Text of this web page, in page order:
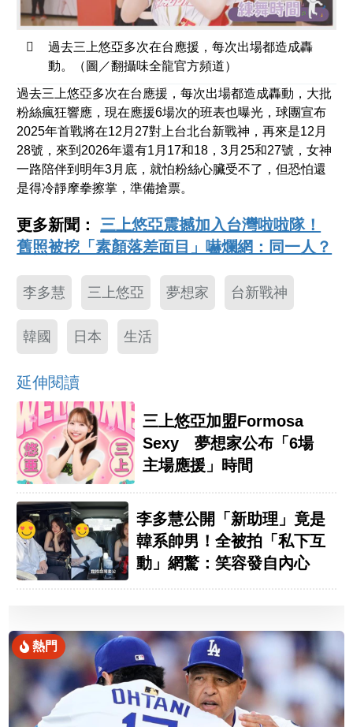
過去三上悠亞多次在台應援，每次出場都造成轟
動。（圖／翻攝味全龍官方頻道）
過去三上悠亞多次在台應援，每次出場都造成轟動，大批
粉絲瘋狂響應，現在應援6場次的班表也曝光，球團宣布
2025年首戰將在12月27對上台北台新戰神，再來是12月
28號，來到2026年還有1月17和18，3月25和27號，女神
一路陪伴到明年3月底，就怕粉絲心臟受不了，但恐怕還
是得冷靜摩拳擦掌，準備搶票。
更多新聞：三上悠亞震撼加入台灣啦啦隊！
舊照被挖「素顏落差面目」嚇爛網：同一人？
李多慧 三上悠亞 夢想家 台新戰神
韓國 日本 生活
延伸閱讀
三上悠亞加盟Formosa
Sexy 夢想家公布「6場
主場應援」時間
李多慧公開「新助理」竟是
韓系帥男！全被拍「私下互
動」網驚：笑容發自內心
熱門